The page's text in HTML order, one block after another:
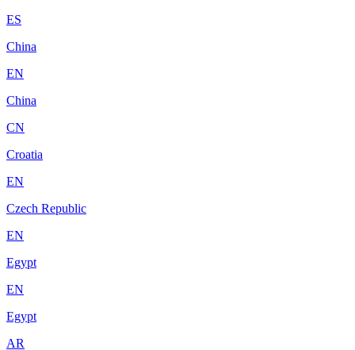
ES
China
EN
China
CN
Croatia
EN
Czech Republic
EN
Egypt
EN
Egypt
AR